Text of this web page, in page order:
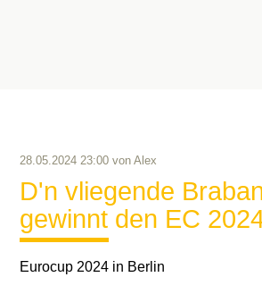
28.05.2024 23:00 vonAlex
D'n vliegende
gewinnt den EC
Eurocup 2024 in Berlin